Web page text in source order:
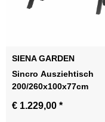
SIENA GARDEN
Sincro Ausziehtisch
200/260x100x77cm
€ 1.229,00 *